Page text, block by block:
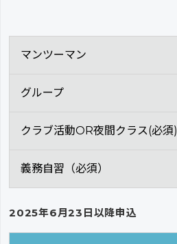
マンツーマン
グループ
クラブ活動OR夜間クラス(必須)
義務自習（必須）
2025年6月23日以降申込